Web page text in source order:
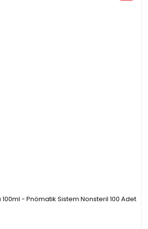
100ml - Pnömatik Sistem Nonsteril 100 Adet